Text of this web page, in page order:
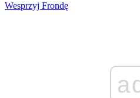
Wesprzyj Frondę